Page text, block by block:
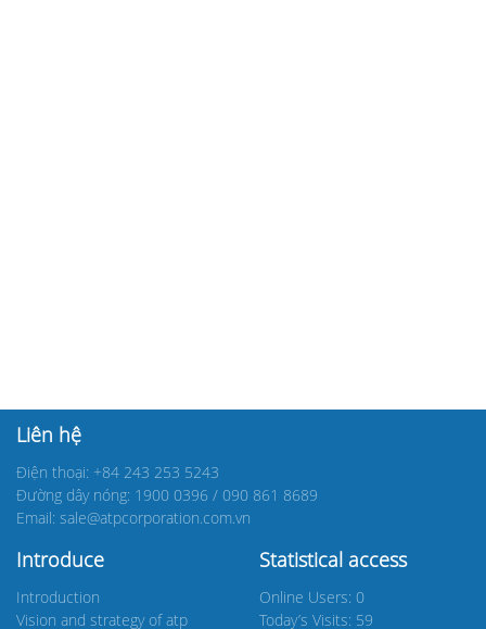
Liên hệ
Điện thoại: +84 243 253 5243
Đường dây nóng: 1900 0396 / 090 861 8689
Email: sale@atpcorporation.com.vn
Introduce
Introduction
Vision and strategy of atp
Statistical access
Online Users: 0
Today’s Visits: 59